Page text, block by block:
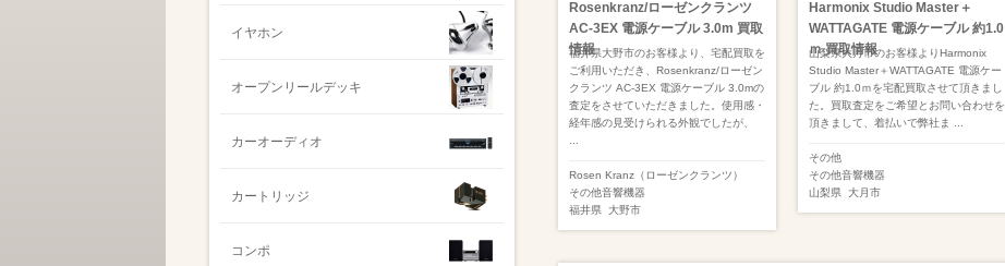
Rosenkranz/ローゼンクランツ
AC-3EX 電源ケーブル 3.0m 買取
情報
福井県大野市のお客様より、宅配買取を
ご利用いただき、Rosenkranz/ローゼン
クランツ AC-3EX 電源ケーブル 3.0mの
査定をさせていただきました。使用感・
経年感の見受けられる外観でしたが、
Rosen Kranz（ローゼンクランツ）
その他音響機器
福井県
大野市
Harmonix Studio Master＋
WATTAGATE 電源ケーブル 約1.0
ｍ 買取情報
山梨県大月市のお客様よりHarmonix
Studio Master＋WATTAGATE 電源ケー
ブル 約1.0ｍを宅配買取させて頂きまし
た。買取査定をご希望とお問い合わせを
頂きまして、着払いで弊社ま ...
その他
その他音響機器
山梨県
大月市
イヤホン
オープンリールデッキ
カーオーディオ
カートリッジ
コンポ